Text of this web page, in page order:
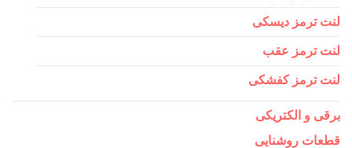
لنت ترمز دیسکی
لنت ترمز عقب
لنت ترمز کفشکی
برقی و الکتریکی
قطعات روشنایی